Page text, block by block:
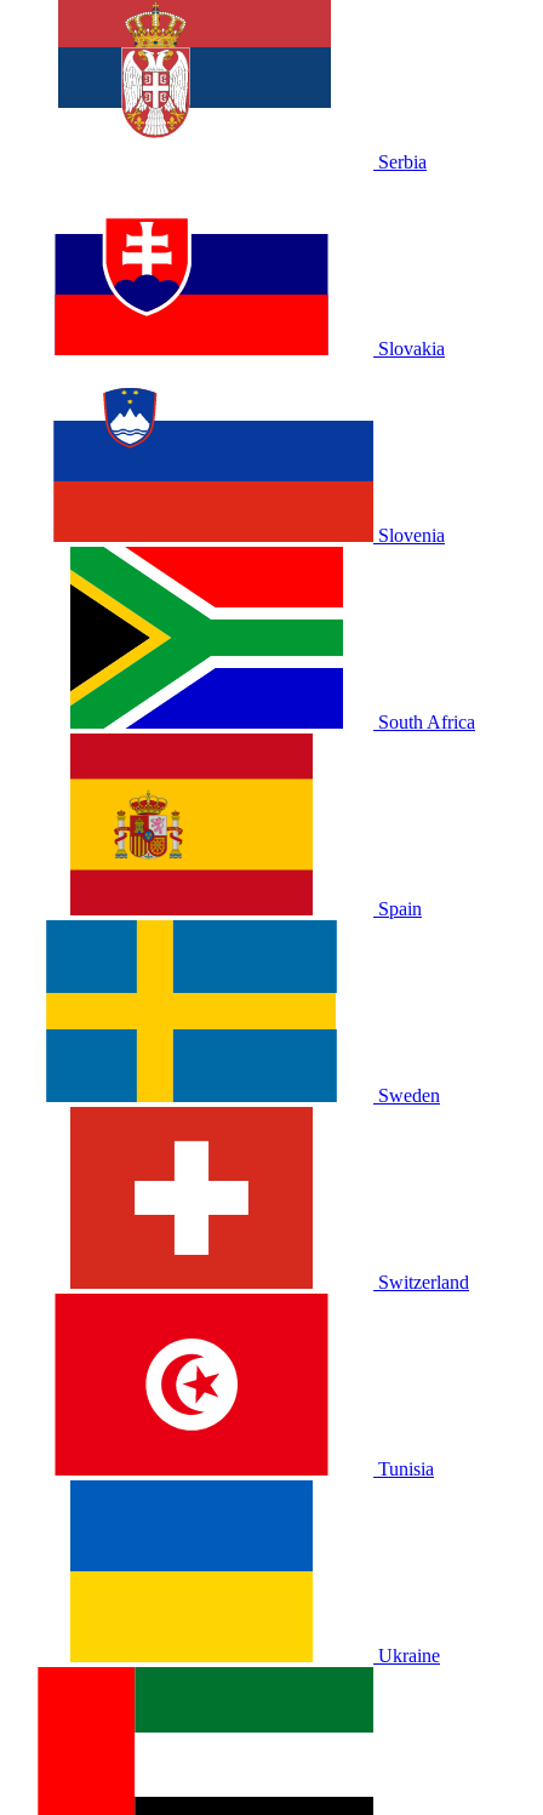
Serbia
Slovakia
Slovenia
South Africa
Spain
Sweden
Switzerland
Tunisia
Ukraine